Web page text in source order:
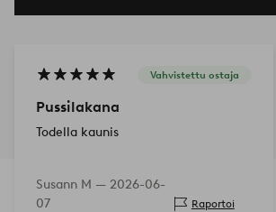
Vahvistettu ostaja
Pussilakana
Todella kaunis
Susann M — 2026-06-
07
Raportoi